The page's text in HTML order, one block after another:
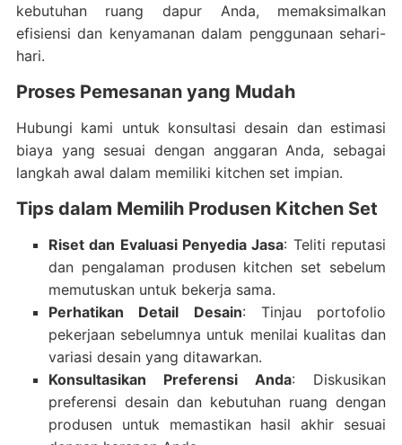
kebutuhan ruang dapur Anda, memaksimalkan
efisiensi dan kenyamanan dalam penggunaan sehari-
hari.
Proses Pemesanan yang Mudah
Hubungi kami untuk konsultasi desain dan estimasi
biaya yang sesuai dengan anggaran Anda, sebagai
langkah awal dalam memiliki kitchen set impian.
Tips dalam Memilih Produsen Kitchen Set
Riset dan Evaluasi Penyedia Jasa: Teliti reputasi
dan pengalaman produsen kitchen set sebelum
memutuskan untuk bekerja sama.
Perhatikan Detail Desain: Tinjau portofolio
pekerjaan sebelumnya untuk menilai kualitas dan
variasi desain yang ditawarkan.
Konsultasikan Preferensi Anda: Diskusikan
preferensi desain dan kebutuhan ruang dengan
produsen untuk memastikan hasil akhir sesuai